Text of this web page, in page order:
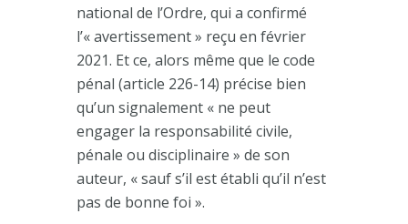
national de l’Ordre, qui a confirmé
l’« avertissement » reçu en février
2021. Et ce, alors même que le code
pénal (article 226-14) précise bien
qu’un signalement « ne peut
engager la responsabilité civile,
pénale ou disciplinaire » de son
auteur, « sauf s’il est établi qu’il n’est
pas de bonne foi ».